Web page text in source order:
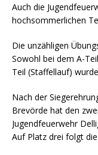
Auch die
hochsommerlichen
Die unzähligen
Sowohl bei dem A-
Teil (Staffellauf)
Nach der
Brevörde hat den
Jugendfeuerwehr
Auf Platz drei folgt